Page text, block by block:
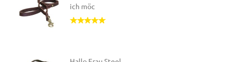
ich möc